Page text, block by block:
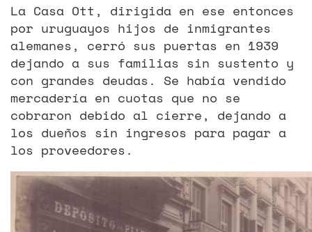
La Casa Ott, dirigida en ese entonces
por uruguayos hijos de inmigrantes
alemanes, cerró sus puertas en 1939
dejando a sus familias sin sustento y
con grandes deudas. Se había vendido
mercadería en cuotas que no se
cobraron debido al cierre, dejando a
los dueños sin ingresos para pagar a
los proveedores.